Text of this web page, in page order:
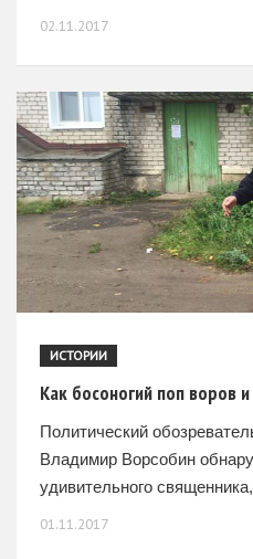
хирургического отделения
02.11.2017
ИСТОРИИ
Как босоногий поп воров
Политический
Владимир Ворсобин
удивительного
01.11.2017